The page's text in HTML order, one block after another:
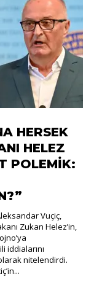
HERSEK
HELEZ
POLEMİK:
Vuçiç,
Zukan Helez’in,
iddialarını
nitelendirdi.